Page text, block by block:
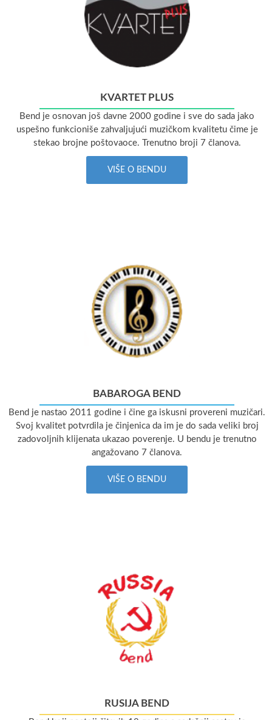
KVARTET PLUS
Bend je osnovan još davne 2000 godine i sve do sada jako
uspešno funkcioniše zahvaljujući muzičkom kvalitetu čime je
stekao brojne poštovaoce. Trenutno broji 7 članova.
VIŠE O BENDU
BABAROGA BEND
Bend je nastao 2011 godine i čine ga iskusni provereni muzičari.
Svoj kvalitet potvrdila je činjenica da im je do sada veliki broj
zadovoljnih klijenata ukazao poverenje. U bendu je trenutno
angažovano 7 članova.
VIŠE O BENDU
RUSIJA BEND